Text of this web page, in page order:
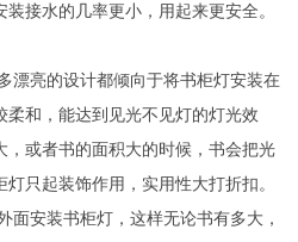
接水的几率更小，用起来更安全。
漂亮的设计都倾向于将书柜灯安装在
柔和，能达到见光不见灯的灯光效
，或者书的面积大的时候，书会把光
只起装饰作用，实用性大打折扣。
面安装书柜灯，这样无论书有多大，